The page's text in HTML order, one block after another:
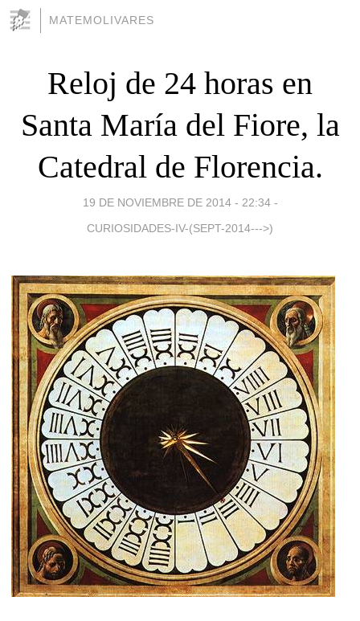
MATEMOLIVARES
Reloj de 24 horas en
Santa María del Fiore, la
Catedral de Florencia.
19 DE NOVIEMBRE DE 2014 - 22:34 -
CURIOSIDADES-IV-(SEPT-2014--->)